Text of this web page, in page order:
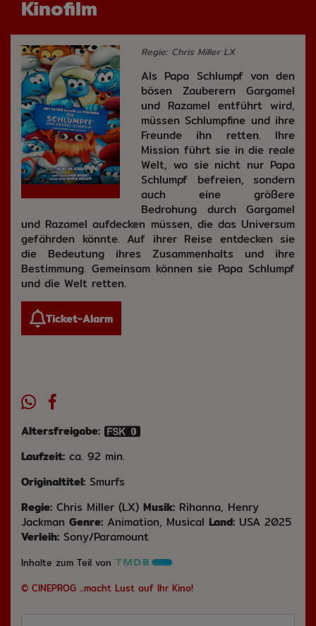
Kinofilm
Regie: Chris Miller LX
Als Papa Schlumpf von den
bösen Zauberern Gargamel
und Razamel entführt wird,
müssen Schlumpfine und ihre
Freunde ihn retten. Ihre
Mission führt sie in die reale
Welt, wo sie nicht nur Papa
Schlumpf befreien, sondern
auch eine größere
Bedrohung durch Gargamel
und Razamel aufdecken müssen, die das Universum
gefährden könnte. Auf ihrer Reise entdecken sie
die Bedeutung ihres Zusammenhalts und ihre
Bestimmung. Gemeinsam können sie Papa Schlumpf
und die Welt retten.
Ticket-Alarm
Altersfreigabe:
Laufzeit: ca. 92 min.
Originaltitel: Smurfs
Regie: Chris Miller (LX) Musik: Rihanna, Henry
Jackman Genre: Animation, Musical Land: USA 2025
Verleih: Sony/Paramount
Inhalte zum Teil von
© CINEPROG ...macht Lust auf Ihr Kino!